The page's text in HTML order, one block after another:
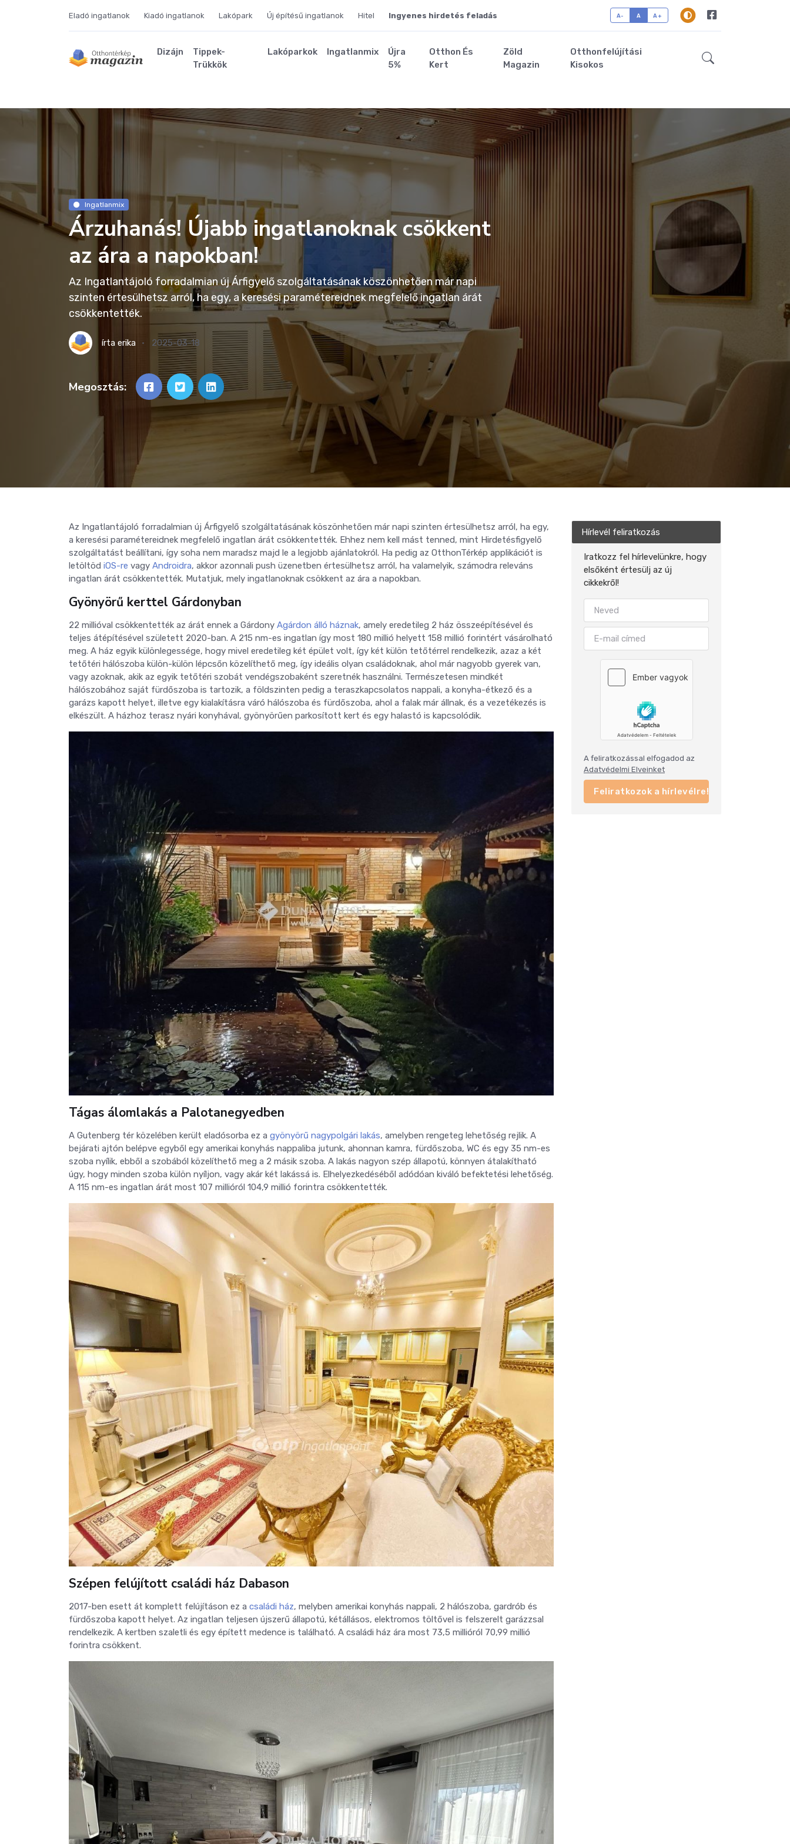
Eladó ingatlanok Kiadó ingatlanok Lakópark Új építésű ingatlanok Hitel Ingyenes hirdetés feladás A- A A+
Dizájn
Tippek-
Trükkök
Lakóparkok Ingatlanmix
Újra
5%
Otthon És
Kert
Zöld
Magazin
Otthonfelújítási
Kisokos
Ingatlanmix
Árzuhanás! Újabb ingatlanoknak csökkent
az ára a napokban!
Az Ingatlantájoló forradalmian új Árfigyelő szolgáltatásának köszönhetően már napi
szinten értesülhetsz arról, ha egy, a keresési paramétereidnek megfelelő ingatlan árát
csökkentették.
írta erika 2025-03-18
Megosztás:
Az Ingatlantájoló forradalmian új Árfigyelő szolgáltatásának köszönhetően már napi szinten értesülhetsz arról, ha egy,
a keresési paramétereidnek megfelelő ingatlan árát csökkentették. Ehhez nem kell mást tenned, mint Hirdetésfigyelő
szolgáltatást beállítani, így soha nem maradsz majd le a legjobb ajánlatokról. Ha pedig az OtthonTérkép applikációt is
letöltöd iOS-re vagy Androidra, akkor azonnali push üzenetben értesülhetsz arról, ha valamelyik, számodra releváns
ingatlan árát csökkentették. Mutatjuk, mely ingatlanoknak csökkent az ára a napokban.
Gyönyörű kerttel Gárdonyban
22 millióval csökkentették az árát ennek a Gárdony Agárdon álló háznak, amely eredetileg 2 ház összeépítésével és
teljes átépítésével született 2020-ban. A 215 nm-es ingatlan így most 180 millió helyett 158 millió forintért vásárolható
meg. A ház egyik különlegessége, hogy mivel eredetileg két épület volt, így két külön tetőtérrel rendelkezik, azaz a két
tetőtéri hálószoba külön-külön lépcsőn közelíthető meg, így ideális olyan családoknak, ahol már nagyobb gyerek van,
vagy azoknak, akik az egyik tetőtéri szobát vendégszobaként szeretnék használni. Természetesen mindkét
hálószobához saját fürdőszoba is tartozik, a földszinten pedig a teraszkapcsolatos nappali, a konyha-étkező és a
garázs kapott helyet, illetve egy kialakításra váró hálószoba és fürdőszoba, ahol a falak már állnak, és a vezetékezés is
elkészült. A házhoz terasz nyári konyhával, gyönyörűen parkosított kert és egy halastó is kapcsolódik.
Tágas álomlakás a Palotanegyedben
A Gutenberg tér közelében került eladósorba ez a gyönyörű nagypolgári lakás, amelyben rengeteg lehetőség rejlik. A
bejárati ajtón belépve egyből egy amerikai konyhás nappaliba jutunk, ahonnan kamra, fürdőszoba, WC és egy 35 nm-es
szoba nyílik, ebből a szobából közelíthető meg a 2 másik szoba. A lakás nagyon szép állapotú, könnyen átalakítható
úgy, hogy minden szoba külön nyíljon, vagy akár két lakássá is. Elhelyezkedéséből adódóan kiváló befektetési lehetőség.
A 115 nm-es ingatlan árát most 107 millióról 104,9 millió forintra csökkentették.
Szépen felújított családi ház Dabason
2017-ben esett át komplett felújításon ez a családi ház, melyben amerikai konyhás nappali, 2 hálószoba, gardrób és
fürdőszoba kapott helyet. Az ingatlan teljesen újszerű állapotú, kétállásos, elektromos töltővel is felszerelt garázzsal
rendelkezik. A kertben szaletli és egy épített medence is található. A családi ház ára most 73,5 millióról 70,99 millió
forintra csökkent.
Hírlevél feliratkozás
Iratkozz fel hírlevelünkre, hogy
elsőként értesülj az új
cikkekről!
A feliratkozással elfogadod az
Adatvédelmi Elveinket
Feliratkozok a hírlevélre!